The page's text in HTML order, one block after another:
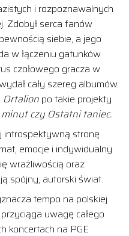
i rozpoznawalnych
Zdobył serca fanów
siebie, a jego
w łączeniu gatunków
czołowego gracza w
cały szereg albumów
Ortalion po takie projekty
minut czy Ostatni taniec.
introspektywną stronę
emocje i indywidualny
wrażliwością oraz
spójny, autorski świat.
tempo na polskiej
uwagę całego
koncertach na PGE